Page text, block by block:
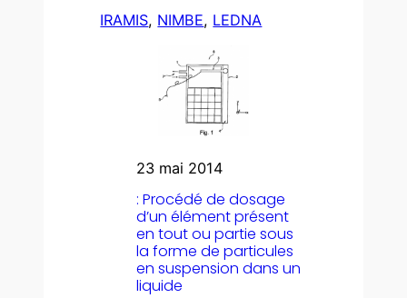
IRAMIS, NIMBE, LEDNA
23 mai 2014
: Procédé de dosage
d’un élément présent
en tout ou partie sous
la forme de particules
en suspension dans un
liquide